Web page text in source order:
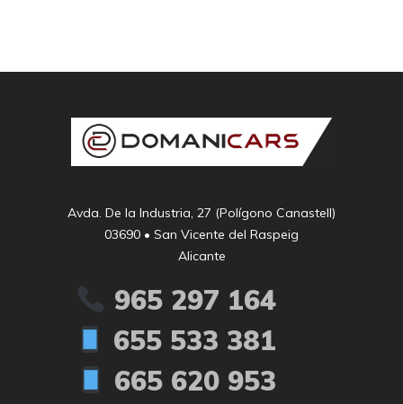
Avda. De la Industria, 27 (Polígono Canastell)
03690 • San Vicente del Raspeig
Alicante
965 297 164
655 533 381
665 620 953